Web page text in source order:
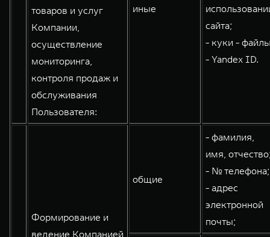
товаров и услуг
Компании,
осуществление
мониторинга,
контроля продаж и
обслуживания
Пользователя:
иные
сайта;
- куки -
- Yandex ID.
Формирование и
ведение Компанией
общие
- фамилия,
имя,
- № телефона;
- адрес
электронной
почты;